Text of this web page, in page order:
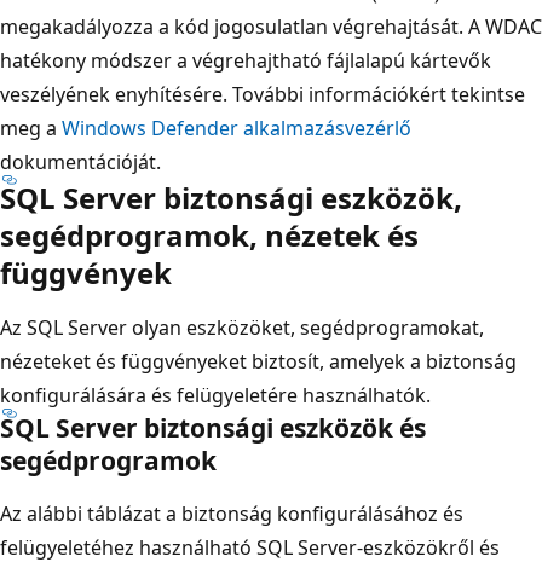
megakadályozza a kód jogosulatlan végrehajtását. A WDAC
hatékony módszer a végrehajtható fájlalapú kártevők
veszélyének enyhítésére. További információkért tekintse
meg a Windows Defender alkalmazásvezérlő
dokumentációját.
SQL Server biztonsági eszközök,
segédprogramok, nézetek és
függvények
Az SQL Server olyan eszközöket, segédprogramokat,
nézeteket és függvényeket biztosít, amelyek a biztonság
konfigurálására és felügyeletére használhatók.
SQL Server biztonsági eszközök és
segédprogramok
Az alábbi táblázat a biztonság konfigurálásához és
felügyeletéhez használható SQL Server-eszközökről és